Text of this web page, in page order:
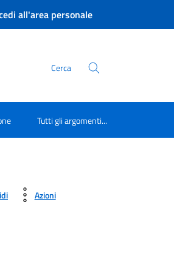
all'area personale
Cerca
Tutti gli argomenti...
Azioni